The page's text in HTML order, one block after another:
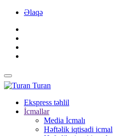
Əlaqə
Turan
Ekspress təhlil
İcmallar
Media İcmalı
Həftəlik iqtisadi icmal